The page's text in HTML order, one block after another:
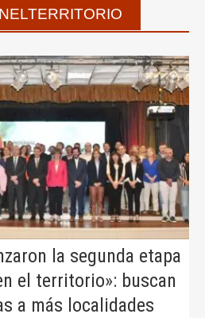
la segunda etapa
el territorio»: buscan
a más localidades